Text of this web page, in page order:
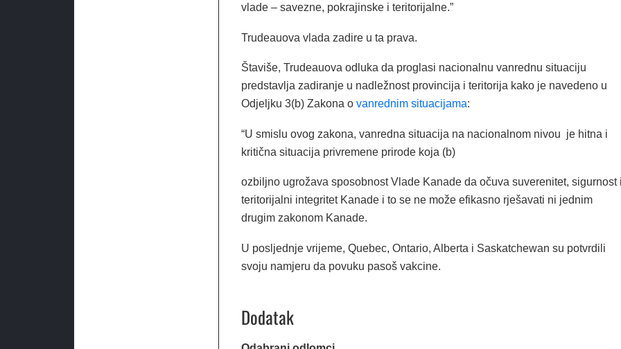
vlade – savezne, pokrajinske i teritorijalne.”
Trudeauova vlada zadire u ta prava.
Štaviše, Trudeauova odluka da proglasi nacionalnu vanrednu situaciju
predstavlja zadiranje u nadležnost provincija i teritorija kako je navedeno u
Odjeljku 3(b) Zakona o vanrednim situacijama:
“U smislu ovog zakona, vanredna situacija na nacionalnom nivou je hitna i
kritična situacija privremene prirode koja (b)
ozbiljno ugrožava sposobnost Vlade Kanade da očuva suverenitet, sigurnost
teritorijalni integritet Kanade i to se ne može efikasno rješavati ni jednim
drugim zakonom Kanade.
U posljednje vrijeme, Quebec, Ontario, Alberta i Saskatchewan su potvrdili
svoju namjeru da povuku pasoš vakcine.
Dodatak